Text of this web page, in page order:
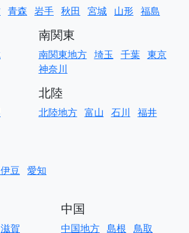
青森 岩手 秋田 宮城 山形 福島
南関東
南関東地方 埼玉 千葉 東京
神奈川
北陸
北陸地方 富山 石川 福井
豆 愛知
滋賀
中国
中国地方 島根 鳥取